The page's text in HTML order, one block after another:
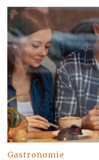
Gastronomie